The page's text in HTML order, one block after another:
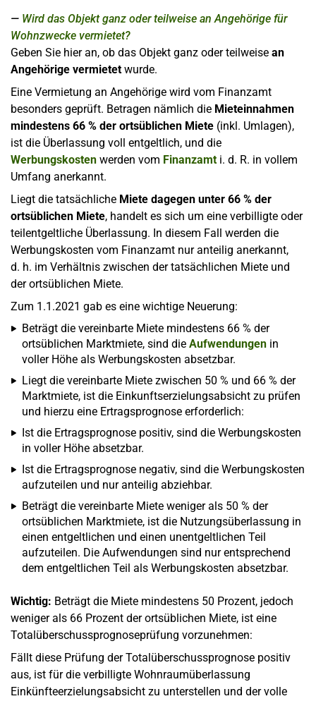
Wird das Objekt ganz oder teilweise an Angehörige für
Wohnzwecke vermietet?
Geben Sie hier an, ob das Objekt ganz oder teilweise an
Angehörige vermietetwurde.
Eine Vermietung an Angehörige wird vom Finanzamt
besonders geprüft. Betragen nämlich die Mieteinnahmen
mindestens 66 % der ortsüblichen Miete (inkl. Umlagen),
ist die Überlassung voll entgeltlich, und die
Werbungskosten werden vom Finanzamti. d. R. in vollem
Umfang anerkannt.
Liegt die tatsächliche Miete dagegen unter 66 % der
ortsüblichen Miete, handelt es sich um eine verbilligte oder
teilentgeltliche Überlassung. In diesem Fall werden die
Werbungskosten vom Finanzamt nur anteilig anerkannt,
d. h. im Verhältnis zwischen der tatsächlichen Miete und
der ortsüblichen Miete.
Zum 1.1.2021 gab es eine wichtige Neuerung:
Beträgt die vereinbarte Miete mindestens 66 % der
ortsüblichen Marktmiete, sind die Aufwendungen in
voller Höhe als Werbungskosten absetzbar.
Liegt die vereinbarte Miete zwischen 50 % und 66 % der
Marktmiete, ist die Einkunftserzielungsabsicht zu prüfen
und hierzu eine Ertragsprognose erforderlich:
Ist die Ertragsprognose positiv, sind die Werbungskosten
in voller Höhe absetzbar.
Ist die Ertragsprognose negativ, sind die Werbungskosten
aufzuteilen und nur anteilig abziehbar.
Beträgt die vereinbarte Miete weniger als 50 % der
ortsüblichen Marktmiete, ist die Nutzungsüberlassung in
einen entgeltlichen und einen unentgeltlichen Teil
aufzuteilen. Die Aufwendungen sind nur entsprechend
dem entgeltlichen Teil als Werbungskosten absetzbar.
Wichtig: Beträgt die Miete mindestens 50 Prozent, jedoch
weniger als 66 Prozent der ortsüblichen Miete, ist eine
Totalüberschussprognoseprüfung vorzunehmen:
Fällt diese Prüfung der Totalüberschussprognose positiv
aus, ist für die verbilligte Wohnraumüberlassung
Einkünfteerzielungsabsicht zu unterstellen und der volle